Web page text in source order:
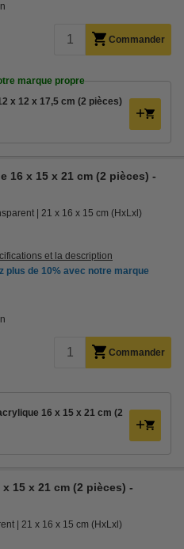
Commander
marque propre
x 12 x 17,5 cm (2 pièces)
16 x 15 x 21 cm (2 pièces) -
21 x 16 x 15 cm (HxLxl)
et la description
plus de 10% avec notre marque
Commander
16 x 15 x 21 cm (2
15 x 21 cm (2 pièces) -
21 x 16 x 15 cm (HxLxl)